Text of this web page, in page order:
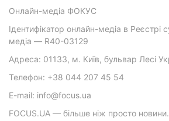
Онлайн-медіа ФОКУС
Ідентифікатор онлайн-медіа в Реєстрі
медіа — R40-03129
Адреса: 01133, м. Київ, бульвар Лесі
Телефон: +38 044 207 45 54
E-mail: info@focus.ua
FOCUS.UA — більше ніж просто новини.